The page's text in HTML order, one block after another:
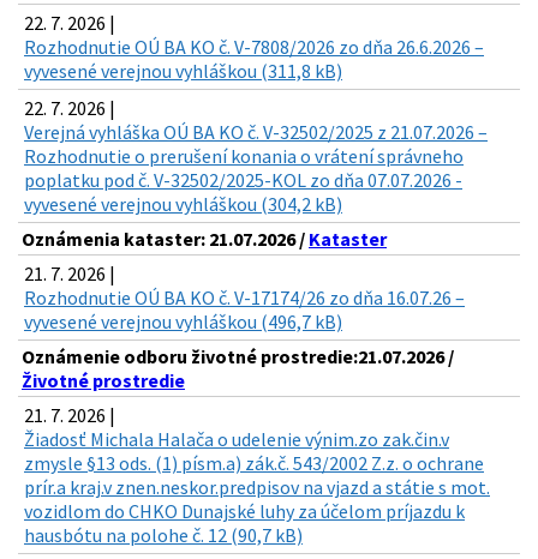
22. 7. 2026 |
Rozhodnutie OÚ BA KO č. V-7808/2026 zo dňa 26.6.2026 –
vyvesené verejnou vyhláškou (311,8 kB)
22. 7. 2026 |
Verejná vyhláška OÚ BA KO č. V-32502/2025 z 21.07.2026 –
Rozhodnutie o prerušení konania o vrátení správneho
poplatku pod č. V-32502/2025-KOL zo dňa 07.07.2026 -
vyvesené verejnou vyhláškou (304,2 kB)
Oznámenia kataster: 21.07.2026 / Kataster
21. 7. 2026 |
Rozhodnutie OÚ BA KO č. V-17174/26 zo dňa 16.07.26 –
vyvesené verejnou vyhláškou (496,7 kB)
Oznámenie odboru životné prostredie:21.07.2026 /
Životné prostredie
21. 7. 2026 |
Žiadosť Michala Halača o udelenie výnim.zo zak.čin.v
zmysle §13 ods. (1) písm.a) zák.č. 543/2002 Z.z. o ochrane
prír.a kraj.v znen.neskor.predpisov na vjazd a státie s mot.
vozidlom do CHKO Dunajské luhy za účelom príjazdu k
hausbótu na polohe č. 12 (90,7 kB)